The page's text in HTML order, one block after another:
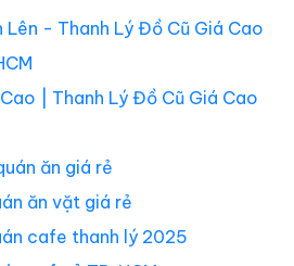
Lên - Thanh Lý Đồ Cũ Giá Cao
| Thanh Lý Đồ Cũ Giá Cao
ăn giá rẻ
ăn vặt giá rẻ
cafe thanh lý 2025